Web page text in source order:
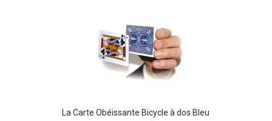
La Carte Obéissante Bicycle à dos Bleu